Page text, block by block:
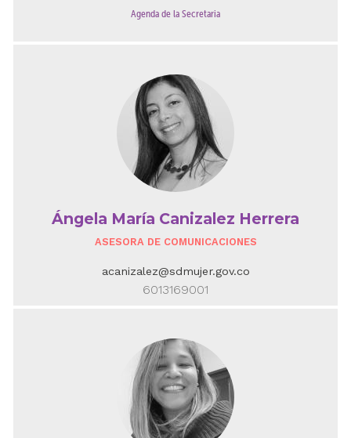
Agenda de la Secretaria
Ángela María Canizalez Herrera
ASESORA DE COMUNICACIONES
acanizalez@sdmujer.gov.co
6013169001